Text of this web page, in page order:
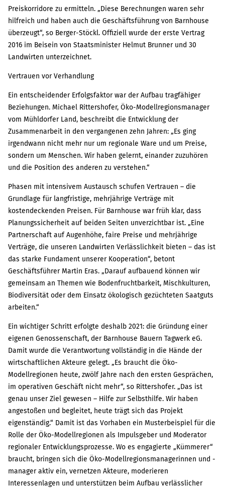
Preiskorridore zu ermitteln. „Diese Berechnungen waren sehr
hilfreich und haben auch die Geschäftsführung von Barnhouse
überzeugt“, so Berger-Stöckl. Offiziell wurde der erste Vertrag
2016 im Beisein von Staatsminister Helmut Brunner und 30
Landwirten unterzeichnet.
Vertrauen vor Verhandlung
Ein entscheidender Erfolgsfaktor war der Aufbau tragfähiger
Beziehungen. Michael Rittershofer, Öko-Modellregionsmanager
vom Mühldorfer Land, beschreibt die Entwicklung der
Zusammenarbeit in den vergangenen zehn Jahren: „Es ging
irgendwann nicht mehr nur um regionale Ware und um Preise,
sondern um Menschen. Wir haben gelernt, einander zuzuhören
und die Position des anderen zu verstehen.“
Phasen mit intensivem Austausch schufen Vertrauen – die
Grundlage für langfristige, mehrjährige Verträge mit
kostendeckenden Preisen. Für Barnhouse war früh klar, dass
Planungssicherheit auf beiden Seiten unverzichtbar ist. „Eine
Partnerschaft auf Augenhöhe, faire Preise und mehrjährige
Verträge, die unseren Landwirten Verlässlichkeit bieten – das ist
das starke Fundament unserer Kooperation“, betont
Geschäftsführer Martin Eras. „Darauf aufbauend können wir
gemeinsam an Themen wie Bodenfruchtbarkeit, Mischkulturen,
Biodiversität oder dem Einsatz ökologisch gezüchteten Saatguts
arbeiten.“
Ein wichtiger Schritt erfolgte deshalb 2021: die Gründung einer
eigenen Genossenschaft, der Barnhouse Bauern Tagwerk eG.
Damit wurde die Verantwortung vollständig in die Hände der
wirtschaftlichen Akteure gelegt. „Es braucht die Öko-
Modellregionen heute, zwölf Jahre nach den ersten Gesprächen,
im operativen Geschäft nicht mehr“, so Rittershofer. „Das ist
genau unser Ziel gewesen – Hilfe zur Selbsthilfe. Wir haben
angestoßen und begleitet, heute trägt sich das Projekt
eigenständig.“ Damit ist das Vorhaben ein Musterbeispiel für die
Rolle der Öko-Modellregionen als Impulsgeber und Moderator
regionaler Entwicklungsprozesse. Wo es engagierte „Kümmerer“
braucht, bringen sich die Öko-Modellregionsmanagerinnen und -
manager aktiv ein, vernetzen Akteure, moderieren
Interessenlagen und unterstützen beim Aufbau verlässlicher